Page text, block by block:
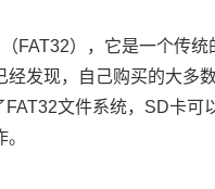
FAT32），它是一个传统
发现，自己购买的大多
文件系统，SD卡可